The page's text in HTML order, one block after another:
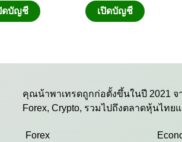
ดบัญชี เปิดบัญชี
คุณน้าพาเทรดถูกก่อตั้งขึ้นในปี 2021 จ
Forex, Crypto, รวมไปถึงตลาดหุ้นไท
Forex